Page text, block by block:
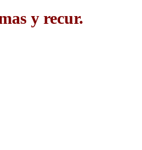
y recur.